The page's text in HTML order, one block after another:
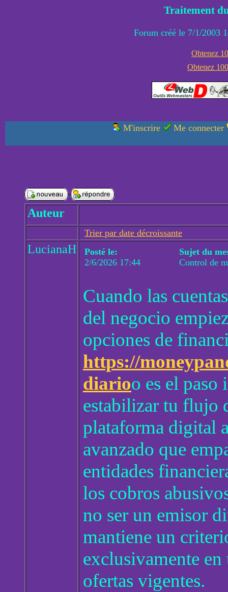
Traitement
Forum créé le 7/1/2003
Obtenez
Obtenez
M'inscrire Me connecter
Auteur
Trier par date décroissante
LucianaH
Posté le:
2/6/2026 17:44
Sujet du
Control de
Cuando las
del negocio
opciones de
https://
diarioo es el paso
estabilizar tu flujo
plataforma digital
avanzado que
entidades
los cobros
no ser un emisor
mantiene un
exclusivamente en
ofertas vigentes.